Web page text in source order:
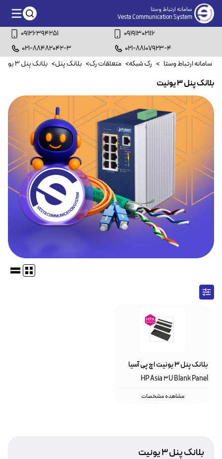
سامانه ارتباط وستا
Vesta Communication System
09126394251
09191302116
021-88482042-3
021-88107923-4
سامانه ارتباط وستا > رک شبکه> متعلقات رک> بلانک پنل> بلانک پنل ۳ یونیت
بلانک پنل ۳ یونیت
بلانک پنل ۳ یونیت اچ پی آسیا
HP Asia 3U Blank Panel
مشاهده مشخصات
بلانک پنل ۳ یونیت